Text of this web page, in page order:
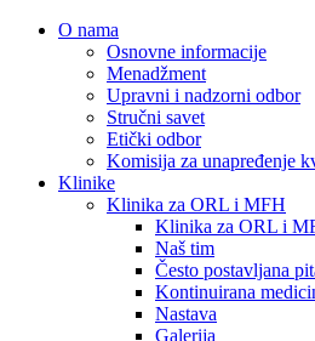
O nama
Osnovne informacije
Menadžment
Upravni i nadzorni odbor
Stručni savet
Etički odbor
Komisija za unapređenje
Klinike
Klinika za ORL i MFH
Klinika za ORL i
Naš tim
Često postavljana
Kontinuirana
Nastava
Galerija